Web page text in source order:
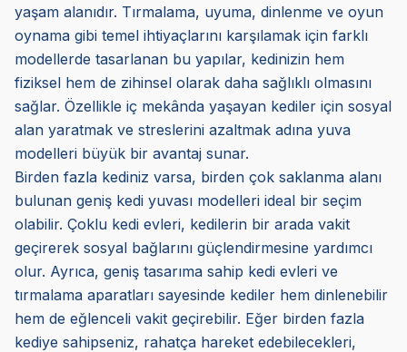
yaşam alanıdır. Tırmalama, uyuma, dinlenme ve oyun
oynama gibi temel ihtiyaçlarını karşılamak için farklı
modellerde tasarlanan bu yapılar, kedinizin hem
fiziksel hem de zihinsel olarak daha sağlıklı olmasını
sağlar. Özellikle iç mekânda yaşayan kediler için sosyal
alan yaratmak ve streslerini azaltmak adına yuva
modelleri büyük bir avantaj sunar.
Birden fazla kediniz varsa, birden çok saklanma alanı
bulunan geniş kedi yuvası modelleri ideal bir seçim
olabilir. Çoklu kedi evleri, kedilerin bir arada vakit
geçirerek sosyal bağlarını güçlendirmesine yardımcı
olur. Ayrıca, geniş tasarıma sahip kedi evleri ve
tırmalama aparatları sayesinde kediler hem dinlenebilir
hem de eğlenceli vakit geçirebilir. Eğer birden fazla
kediye sahipseniz, rahatça hareket edebilecekleri,